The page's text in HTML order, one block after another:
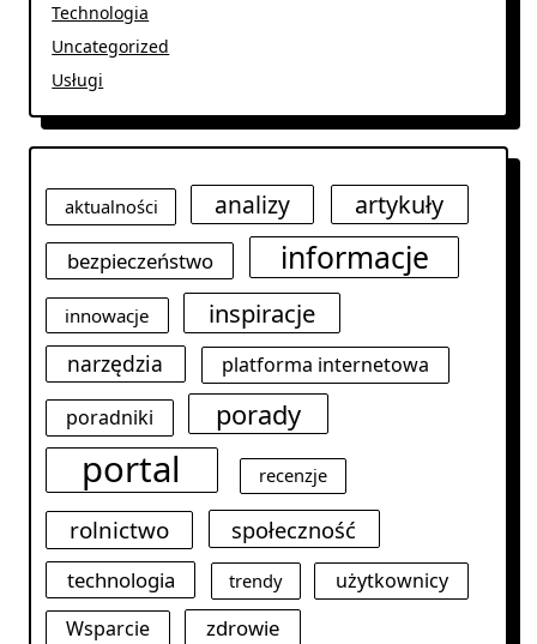
Technologia
Uncategorized
Usługi
aktualności analizy artykuły
bezpieczeństwo informacje
innowacje inspiracje
narzędzia
platforma internetowa
poradniki
porady
portal recenzje
rolnictwo społeczność
technologia trendy
użytkownicy
Wsparcie
zdrowie